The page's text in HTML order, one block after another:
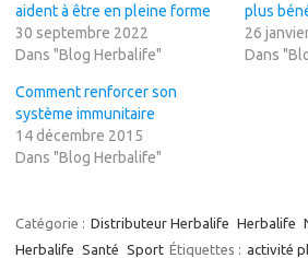
aident à être en pleine forme
30 septembre 2022
Dans "Blog Herbalife"
plus
26
Dans
Comment renforcer son
système immunitaire
14 décembre 2015
Dans "Blog Herbalife"
Catégorie : Distributeur Herbalife Herbalife
Herbalife Santé Sport Étiquettes : activité